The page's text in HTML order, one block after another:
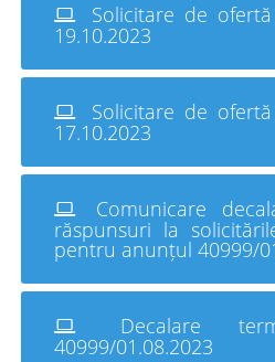
Solicitare de
19.10.2023
Solicitare de
17.10.2023
Comunicare
răspunsuri la
pentru anunțul 40999/
Decalare
40999/01.08.2023